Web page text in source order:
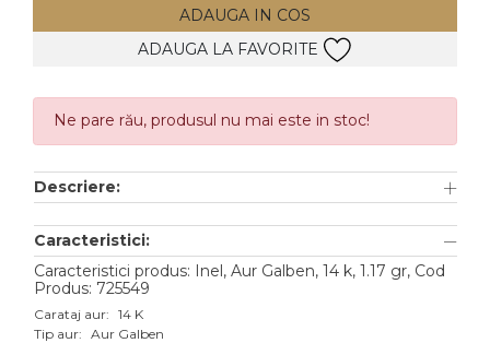
Accesorii
TIP METAL
Aur galben
Aur alb
Aur roz
Aur mixt
ADAUGA IN COS
ADAUGA LA FAVORITE
Ne pare rău, produsul nu mai este in stoc!
Descriere:
Caracteristici:
Caracteristici produs: Inel, Aur Galben, 14 k, 1.17 gr, Cod
Produs: 725549
Carataj aur: 14 K
Tip aur: Aur Galben